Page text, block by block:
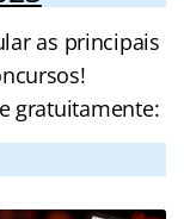
as principais
gratuitamente: